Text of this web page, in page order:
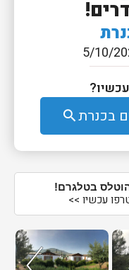
בכנרתsearch
בטלגרם!
עכשיו >>